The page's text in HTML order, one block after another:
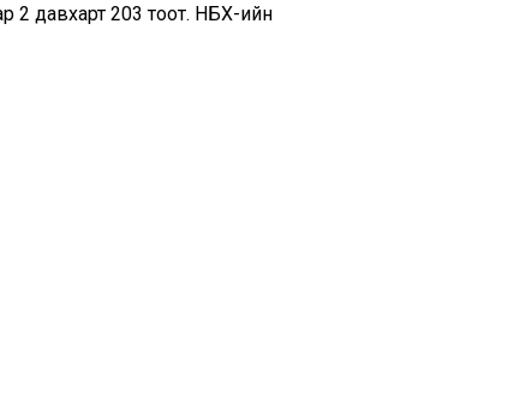
2 давхарт 203 тоот. НБХ-ийн